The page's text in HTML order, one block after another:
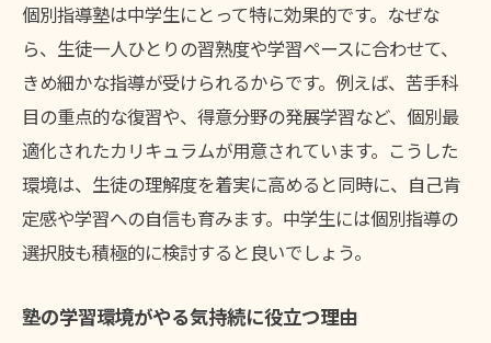
個別指導塾は中学生にとって特に効果的です。なぜな
ら、生徒一人ひとりの習熟度や学習ペースに合わせて、
きめ細かな指導が受けられるからです。例えば、苦手科
目の重点的な復習や、得意分野の発展学習など、個別最
適化されたカリキュラムが用意されています。こうした
環境は、生徒の理解度を着実に高めると同時に、自己肯
定感や学習への自信も育みます。中学生には個別指導の
選択肢も積極的に検討すると良いでしょう。
塾の学習環境がやる気持続に役立つ理由